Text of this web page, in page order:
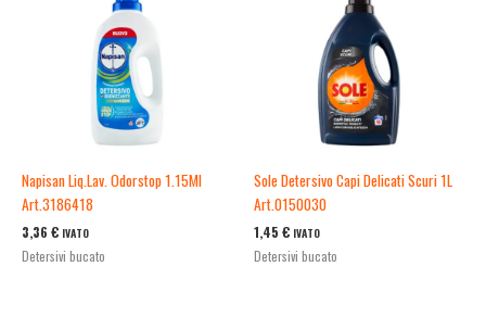
Napisan Liq.Lav. Odorstop 1.15Ml
Art.3186418
3,36 € IVATO
Detersivi bucato
Sole Detersivo Capi Delicati Scuri 1L
Art.0150030
1,45 € IVATO
Detersivi bucato